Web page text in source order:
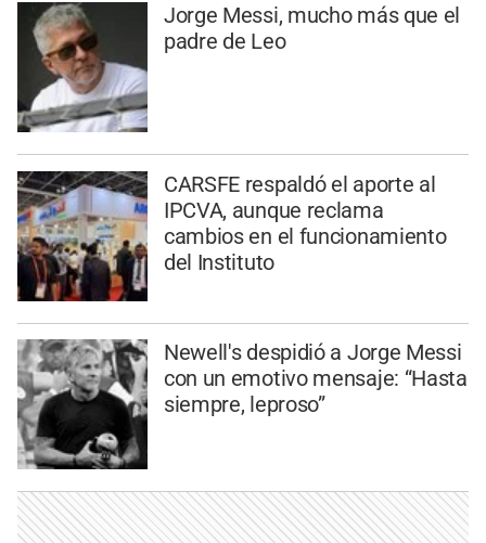
Jorge Messi, mucho más que el
padre de Leo
CARSFE respaldó el aporte al
IPCVA, aunque reclama
cambios en el funcionamiento
del Instituto
Newell's despidió a Jorge Messi
con un emotivo mensaje: “Hasta
siempre, leproso”